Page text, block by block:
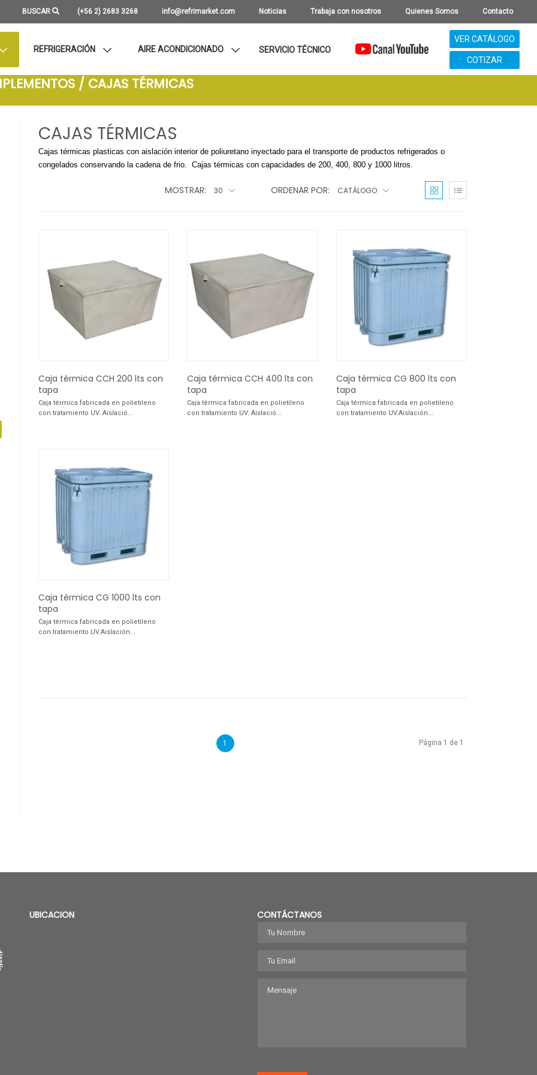
BUSCAR (+56 2) 2683 3268 info@refrimarket.com Noticias Trabaja con nosotros Quienes Somos Contacto
REFRIGERACIÓN AIRE ACONDICIONADO SERVICIO TÉCNICO
VER CATÁLOGO
COTIZAR
/ CAJAS TÉRMICAS
CAJAS TÉRMICAS
Cajas térmicas plasticas con aislación interior de poliuretano inyectado para el transporte de productos refrigerados o
congelados conservando la cadena de frio. Cajas térmicas con capacidades de 200, 400, 800 y 1000 litros.
MOSTRAR: 30 ORDENAR POR: CATÁLOGO
Caja térmica CCH 200 lts con
tapa
Caja térmica fabricada en polietileno
con tratamiento UV. Aislació...
Caja térmica CCH 400 lts con
tapa
Caja térmica fabricada en polietileno
con tratamiento UV. Aislació...
Caja térmica CG 800 lts con
tapa
Caja térmica fabricada en polietileno
con tratamiento UV.Aislación...
Caja térmica CG 1000 lts con
tapa
Caja térmica fabricada en polietileno
con tratamiento UV.Aislación...
1 Página 1 de 1
UBICACION CONTÁCTANOS